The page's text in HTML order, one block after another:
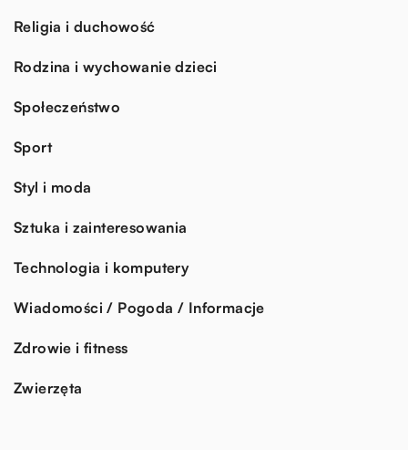
Religia i duchowość
Rodzina i wychowanie dzieci
Społeczeństwo
Sport
Styl i moda
Sztuka i zainteresowania
Technologia i komputery
Wiadomości / Pogoda / Informacje
Zdrowie i fitness
Zwierzęta